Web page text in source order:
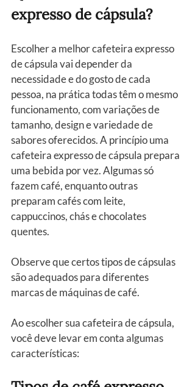
expresso de cápsula?
Escolher a melhor cafeteira expresso
de cápsula vai depender da
necessidade e do gosto de cada
pessoa, na prática todas têm o mesmo
funcionamento, com variações de
tamanho, design e variedade de
sabores oferecidos. A princípio uma
cafeteira expresso de cápsula prepara
uma bebida por vez. Algumas só
fazem café, enquanto outras
preparam cafés com leite,
cappuccinos, chás e chocolates
quentes.
Observe que certos tipos de cápsulas
são adequados para diferentes
marcas de máquinas de café.
Ao escolher sua cafeteira de cápsula,
você deve levar em conta algumas
características: